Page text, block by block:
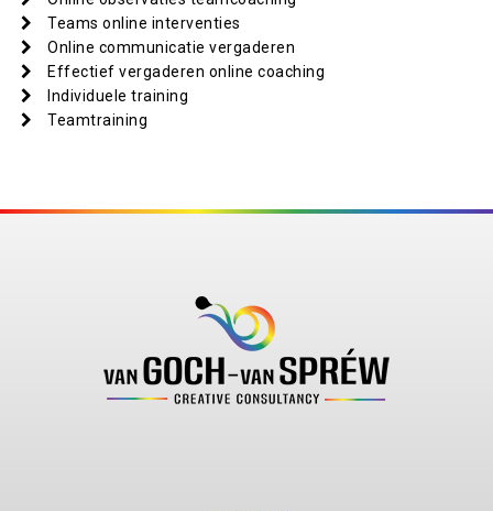
Teams online interventies
Online communicatie vergaderen
Effectief vergaderen online coaching
Individuele training
Teamtraining